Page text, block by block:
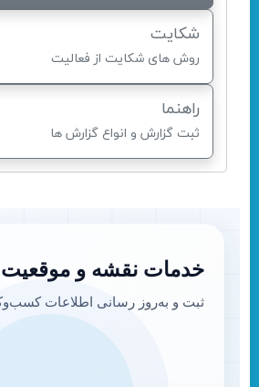
شکایت
روش های شکایت از فعالیت
راهنما
ثبت گزارش و انواع گزارش ها